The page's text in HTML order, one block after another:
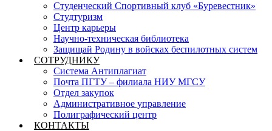
Студенческий Спортивный клуб «Буревестник»
Студтуризм
Центр карьеры
Научно-техническая библиотека
Защищай Родину в войсках беспилотных систем
СОТРУДНИКУ
Система Антиплагиат
Почта ПГТУ – филиала НИУ МГСУ
Отдел закупок
Административное управление
Полиграфический центр
КОНТАКТЫ